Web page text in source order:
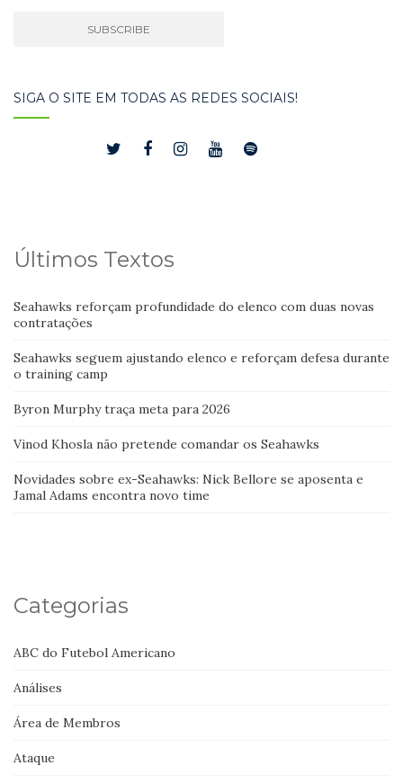
SIGA O SITE EM TODAS AS REDES SOCIAIS!
Últimos Textos
Seahawks reforçam profundidade do elenco com duas novas
contratações
Seahawks seguem ajustando elenco e reforçam defesa durante
o training camp
Byron Murphy traça meta para 2026
Vinod Khosla não pretende comandar os Seahawks
Novidades sobre ex-Seahawks: Nick Bellore se aposenta e
Jamal Adams encontra novo time
Categorias
ABC do Futebol Americano
Análises
Área de Membros
Ataque